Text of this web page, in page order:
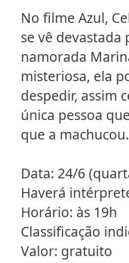
No filme Azul,
se vê devastada
namorada
misteriosa, ela
despedir, assim
única pessoa
que a machucou.
Data: 24/6
Haverá
Horário: às 19h
Classificação
Valor: gratuito